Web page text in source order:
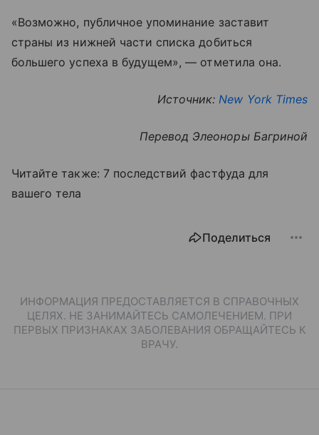
«Возможно, публичное упоминание заставит
страны из нижней части списка добиться
большего успеха в будущем», — отметила она.
Источник: New York Times
Перевод Элеоноры Багриной
Читайте также: 7 последствий фастфуда для
вашего тела
Поделиться
ИНФОРМАЦИЯ ПРЕДОСТАВЛЯЕТСЯ В СПРАВОЧНЫХ
ЦЕЛЯХ. НЕ ЗАНИМАЙТЕСЬ САМОЛЕЧЕНИЕМ. ПРИ
ПЕРВЫХ ПРИЗНАКАХ ЗАБОЛЕВАНИЯ ОБРАЩАЙТЕСЬ К
ВРАЧУ.